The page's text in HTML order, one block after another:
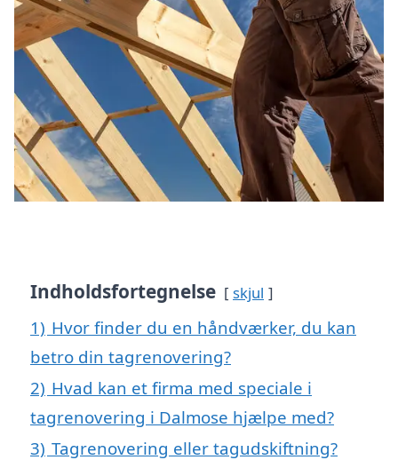
Indholdsfortegnelse skjul
1) Hvor finder du en håndværker, du kan
betro din tagrenovering?
2) Hvad kan et firma med speciale i
tagrenovering i Dalmose hjælpe med?
3) Tagrenovering eller tagudskiftning?